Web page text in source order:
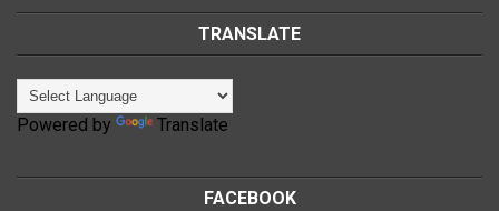
TRANSLATE
Powered by Translate
FACEBOOK